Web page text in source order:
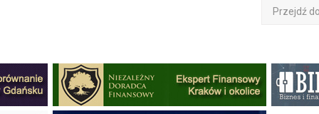
Przejdź